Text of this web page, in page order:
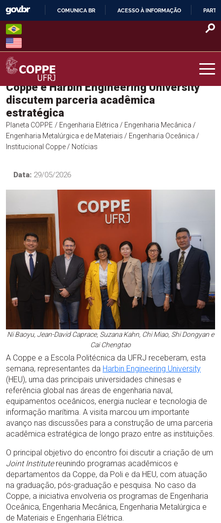
Skip
content
O
COMUNICA BR ACESSO À INFORMAÇÃO
COPPE – UFRJ
Coppe e Harbin Engineering University
discutem parceria acadêmica
estratégica
Planeta COPPE / Engenharia Elétrica / Engenharia Mecânica /
Engenharia Metalúrgica e de Materiais / Engenharia Oceânica /
Institucional Coppe / Notícias
Data: 29/05/2026
Ni Baoyu, Jean-David Caprace, Suzana Kahn, Chi Miao, Shi Dongyan e
Cai Chengtao
A Coppe e a Escola Politécnica da UFRJ receberam, esta
semana, representantes da Harbin Engineering University
(HEU), uma das principais universidades chinesas e
referência global nas áreas de engenharia naval,
equipamentos oceânicos, energia nuclear e tecnologia de
informação marítima. A visita marcou um importante
avanço nas discussões para a construção de uma parceria
acadêmica estratégica de longo prazo entre as instituições.
O principal objetivo do encontro foi discutir a criação de um
Joint Institutereunindo programas acadêmicos e
departamentos da Coppe, da Poli e da HEU, com atuação
na graduação, pós-graduação e pesquisa. No caso da
Coppe, a iniciativa envolveria os programas de Engenharia
Oceânica, Engenharia Mecânica, Engenharia Metalúrgica e
de Materiais e Engenharia Elétrica.